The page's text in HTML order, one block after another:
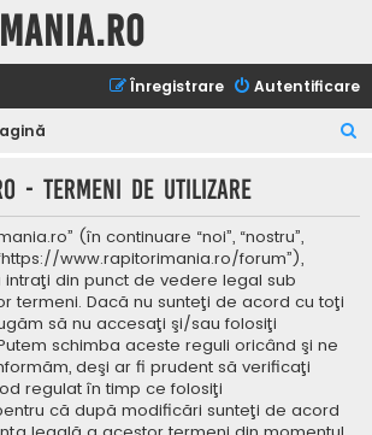
Autentificare
Înregistrare
t
- Termeni de utilizare
(în continuare “noi”, “nostru”,
www.rapitorimania.ro/forum”),
din punct de vedere legal sub
termeni. Dacă nu sunteţi de acord cu toţi
să nu accesaţi şi/sau folosiţi
schimba aceste reguli oricând şi ne
deşi ar fi prudent să verificaţi
regulat în timp ce folosiţi
că după modificări sunteţi de acord